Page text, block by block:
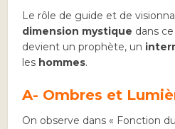
Le rôle de guide et de
dimension mystique dans
devient un prophète, un
les hommes.
A- Ombres et
On observe dans « Fonction